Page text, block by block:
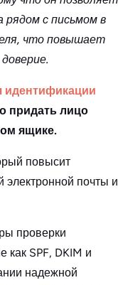
с письмом в
что повышает
идентификации
придать лицо
ящике.
повысит
электронной почты и
проверки
как SPF, DKIM и
надежной